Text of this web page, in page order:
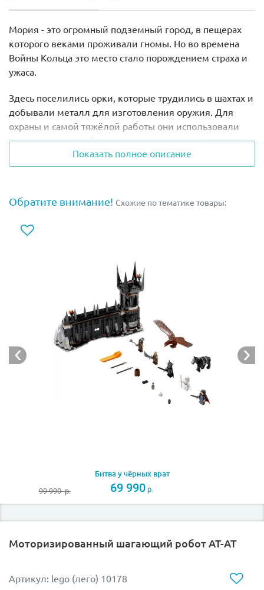
Мория - это огромный подземный город, в пещерах
которого веками проживали гномы. Но во времена
Войны Кольца это место стало порождением страха и
ужаса.
Здесь поселились орки, которые трудились в шахтах и
добывали металл для изготовления оружия. Для
охраны и самой тяжёлой работы они использовали
пещерных троллей, закованных в кандалы.
В наборе Лего 9473 вы найдёте 2 минифигурки орков,
стрелами, гнома Гимли с двусторонним топором,
Боромира с мечом и щитом, хоббита Пиппина и 2
скелета.
Показать полное описание
Обратите внимание! Схожие по тематике товары:
Битва у чёрных врат
99 990р. 69 990 р.
Моторизированный шагающий робот AT-AT
Артикул: lego (лего) 10178